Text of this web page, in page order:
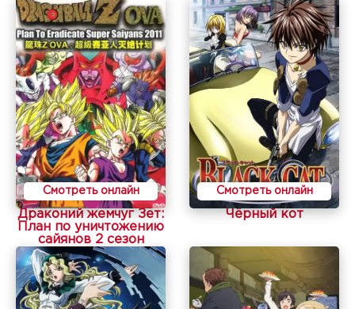
Смотреть онлайн
Драконий жемчуг Зет:
План по уничтожению
сайянов 2 сезон
Смотреть онлайн
Чёрный кот